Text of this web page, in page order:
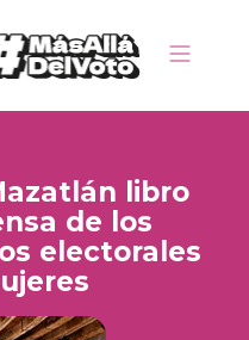
libro
de los
electorales